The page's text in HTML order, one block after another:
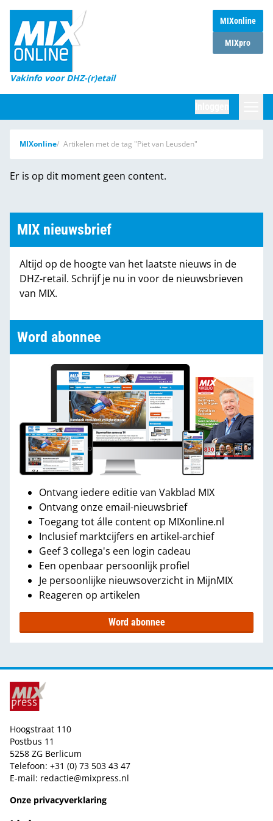
MIXonline
MIXpro
Vakinfo voor DHZ-(r)etail
Home
Magazines
DHZ Sessie
Marktcijfers
Word abonnee
MIXonline Artikelen met de tag "Piet van Leusden"
Er is op dit moment geen content.
MIX nieuwsbrief
Altijd op de hoogte van het laatste nieuws in de
DHZ-retail. Schrijf je nu in voor de nieuwsbrieven
van MIX.
Word abonnee
Ontvang iedere editie van Vakblad MIX
Ontvang onze email-nieuwsbrief
Toegang tot álle content op MIXonline.nl
Inclusief marktcijfers en artikel-archief
Geef 3 collega's een login cadeau
Een openbaar persoonlijk profiel
Je persoonlijke nieuwsoverzicht in MijnMIX
Reageren op artikelen
Word abonnee
Hoogstraat 110
Postbus 11
5258 ZG Berlicum
Telefoon: +31 (0) 73 503 43 47
E-mail: redactie@mixpress.nl
Onze privacyverklaring